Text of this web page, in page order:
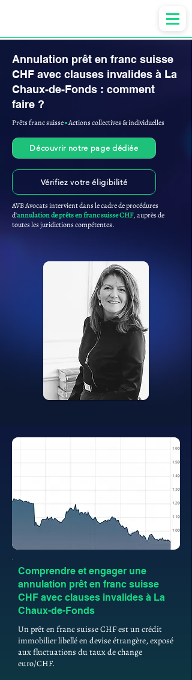
Annulation prêt en franc suisse
CHF avec clauses invalides à La
Chaux-de-Fonds : comment
faire ?
Prêts franc suisse▪︎Actions collectives & individuelles
Découvrir notre page dédiée
Vérifiez votre éligibilité
AVB Avocats intervient dans le cadre de procédures
d'annulation de prêts en franc suisse CHF, auprès de
toutes les juridictions compétentes.
Comprendre et engager une
annulation prêt en franc suisse
CHF avec clauses invalides à La
Chaux-de-Fonds
Un prêt en franc suisse CHF est un crédit
immobilier libellé en devise étrangère, exposé
aux fluctuations du taux de change
euro/CHF.